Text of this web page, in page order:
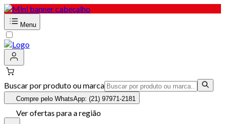
Menu
Buscar por produto ou marca
Compre pelo WhatsApp: (21) 97971-2181
Ver ofertas para a região